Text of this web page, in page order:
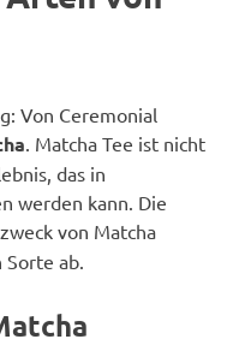
Von Ceremonial
. Matcha Tee ist nicht
das in
werden kann. Die
von Matcha
ab.